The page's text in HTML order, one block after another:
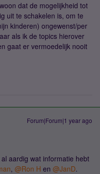
dat de mogelijkheid tot
uit te schakelen is, om te
kinderen) ongewenst/per
als ik de topics hierover
gaat er vermoedelijk nooit
Forum|Forum|1 year ago
aardig wat informatie hebt
, ​ @Ron H en ​ @JanD.